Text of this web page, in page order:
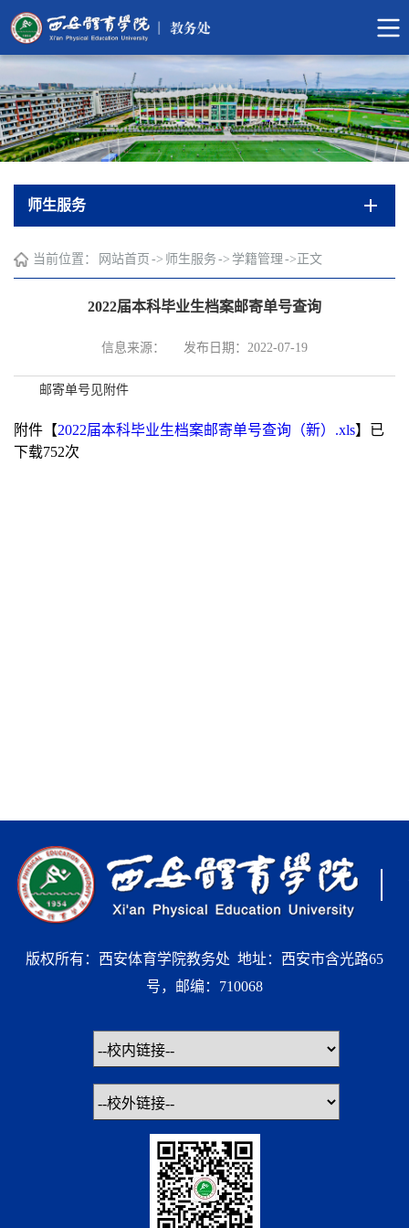
师生服务
当前位置： 网站首页 -> 师生服务 -> 学籍管理 ->正文
2022届本科毕业生档案邮寄单号查询
信息来源： 发布日期：2022-07-19
邮寄单号见附件
附件【2022届本科毕业生档案邮寄单号查询（新）.xls】已
下载752次
版权所有：西安体育学院教务处 地址：西安市含光路65
号，邮编：710068